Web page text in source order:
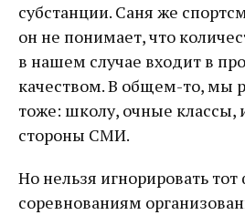
субстанции. Саня же
он не понимает, что
в нашем случае входит в
качеством. В общем-то, мы
тоже: школу, очные классы,
стороны СМИ.
Но нельзя игнорировать тот
соревнованиям